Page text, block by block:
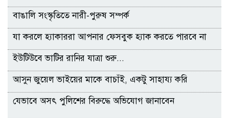
বাঙালি সংস্কৃতিতে নারী-পুরুষ সম্পর্ক
যা করলে হ্যাকাররা আপনার ফেসবুক হ্যাক করতে পারবে না
ইউটিউবে ভাটির রানির যাত্রা শুরু...
আসুন জুয়েল ভাইয়ের মাকে বাচাঁই, একটু সাহায্য করি
যেভাবে অসৎ পুলিশের বিরুদ্ধে অভিযোগ জানাবেন